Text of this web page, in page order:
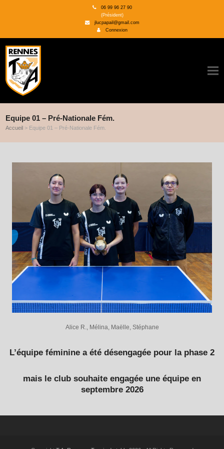
06 99 96 27 90
(Président)
jlucpapail@gmail.com
Connexion
Equipe 01 – Pré-Nationale Fém.
Accueil > Equipe 01 – Pré-Nationale Fém.
Alice R., Mélina, Maëlle, Stéphane
L’équipe féminine a été désengagée pour la phase 2
mais le club souhaite engagée une équipe en
septembre 2026